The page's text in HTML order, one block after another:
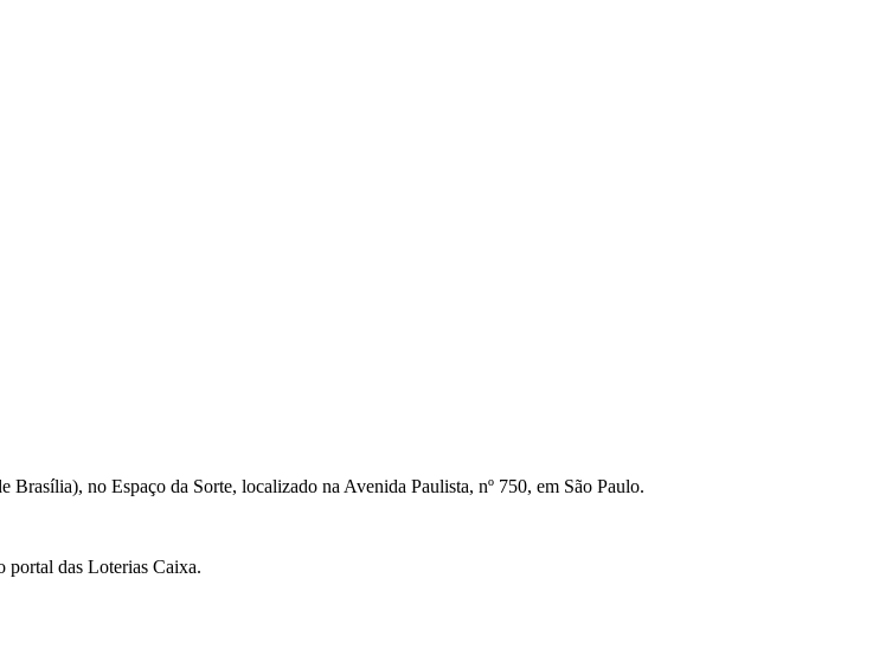
Brasília), no Espaço da Sorte, localizado na Avenida Paulista, nº 750, em São Paulo.
portal das Loterias Caixa.